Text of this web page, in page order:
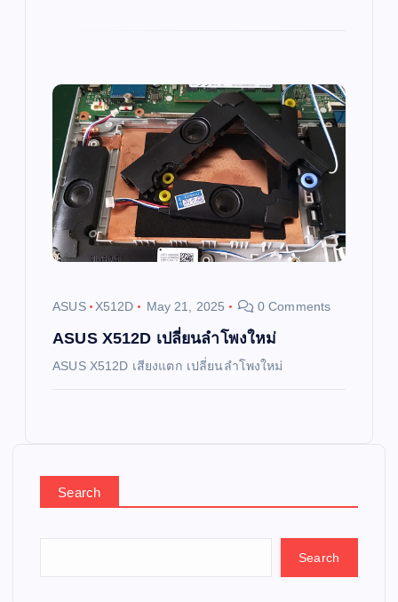
ASUS X512D May 21, 2025 0 Comments
ASUS X512D เปลี่ยนลำโพงใหม่
ASUS X512D เสียงแตก เปลี่ยนลำโพงใหม่
Search
Search